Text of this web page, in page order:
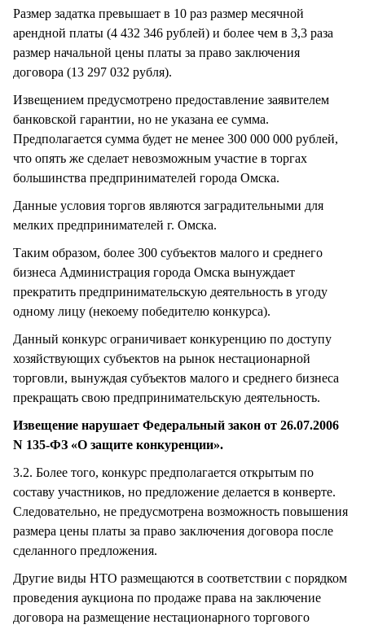
Размер задатка превышает в 10 раз размер месячной
арендной платы (4 432 346 рублей) и более чем в 3,3 раза
размер начальной цены платы за право заключения
договора (13 297 032 рубля).
Извещением предусмотрено предоставление заявителем
банковской гарантии, но не указана ее сумма.
Предполагается сумма будет не менее 300 000 000 рублей,
что опять же сделает невозможным участие в торгах
большинства предпринимателей города Омска.
Данные условия торгов являются заградительными для
мелких предпринимателей г. Омска.
Таким образом, более 300 субъектов малого и среднего
бизнеса Администрация города Омска вынуждает
прекратить предпринимательскую деятельность в угоду
одному лицу (некоему победителю конкурса).
Данный конкурс ограничивает конкуренцию по доступу
хозяйствующих субъектов на рынок нестационарной
торговли, вынуждая субъектов малого и среднего бизнеса
прекращать свою предпринимательскую деятельность.
Извещение нарушает Федеральный закон от 26.07.2006
N 135-ФЗ «О защите конкуренции».
3.2. Более того, конкурс предполагается открытым по
составу участников, но предложение делается в конверте.
Следовательно, не предусмотрена возможность повышения
размера цены платы за право заключения договора после
сделанного предложения.
Другие виды НТО размещаются в соответствии с порядком
проведения аукциона по продаже права на заключение
договора на размещение нестационарного торгового